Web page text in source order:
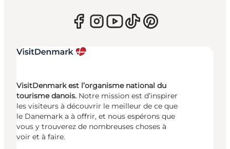
VisitDenmark est l’organisme national du
tourisme danois. Notre mission est d’inspirer
les visiteurs à découvrir le meilleur de ce que
le Danemark a à offrir, et nous espérons que
vous y trouverez de nombreuses choses à
voir et à faire.